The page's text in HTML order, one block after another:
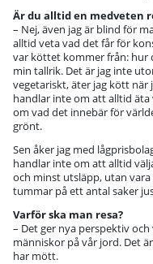
Är du alltid en medveten
– Nej, även jag är blind för
alltid veta vad det får för
var köttet kommer från: hur
min tallrik. Det är jag inte
vegetariskt, äter jag kött när
handlar inte om att alltid
om vad det innebär för
grönt.
Sen åker jag med
handlar inte om att alltid
och minst utsläpp, utan
tummar på ett antal saker
Varför ska man resa?
– Det ger nya perspektiv
människor på vår jord. Det
har mött.